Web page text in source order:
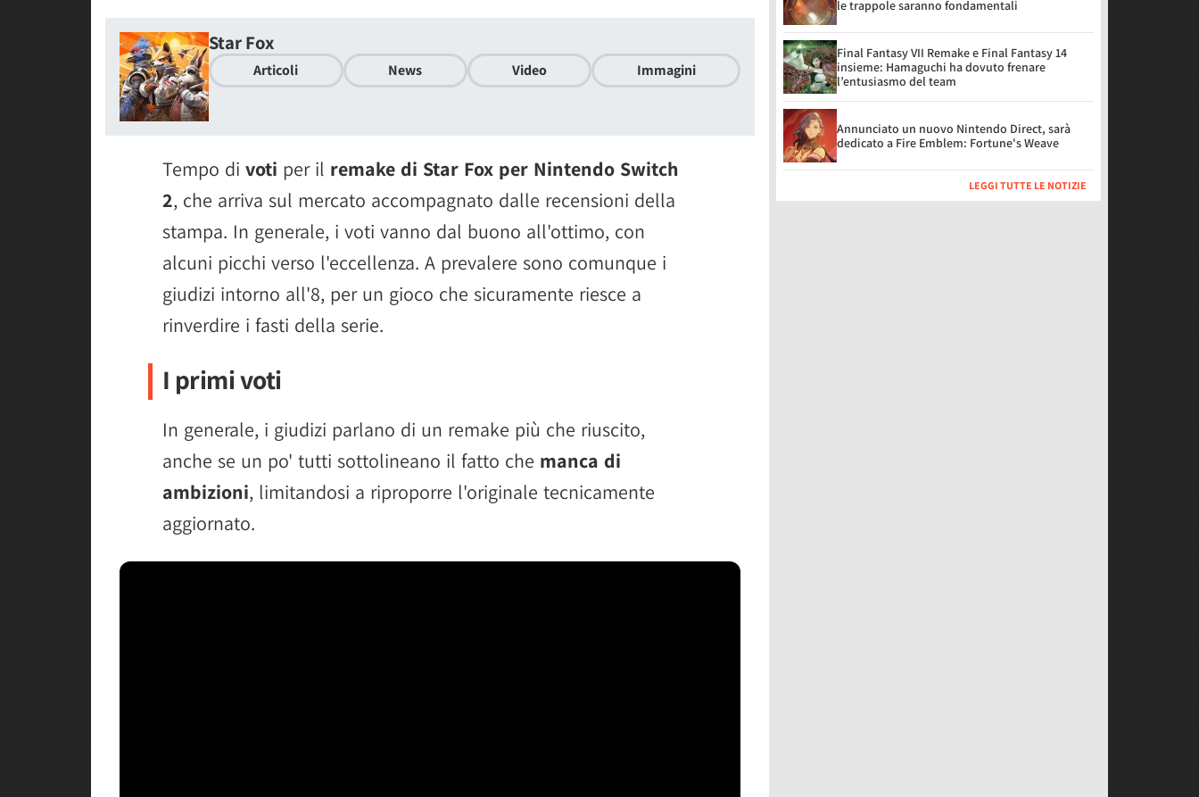
Star Fox
Articoli News Video Immagini
Tempo di voti per il remake di Star Fox per Nintendo Switch
2, che arriva sul mercato accompagnato dalle recensioni della
stampa. In generale, i voti vanno dal buono all'ottimo, con
alcuni picchi verso l'eccellenza. A prevalere sono comunque i
giudizi intorno all'8, per un gioco che sicuramente riesce a
rinverdire i fasti della serie.
I primi voti
In generale, i giudizi parlano di un remake più che riuscito,
anche se un po' tutti sottolineano il fatto che manca di
ambizioni, limitandosi a riproporre l'originale tecnicamente
aggiornato.
le trappole saranno fondamentali
Final Fantasy VII Remake e Final Fantasy 14
insieme: Hamaguchi ha dovuto frenare
l’entusiasmo del team
Annunciato un nuovo Nintendo Direct, sarà
dedicato a Fire Emblem: Fortune's Weave
LEGGI TUTTE LE NOTIZIE